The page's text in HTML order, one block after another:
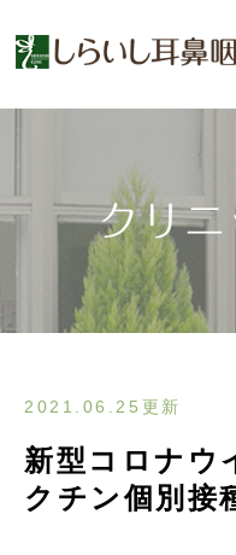
クリ
2021.06.25更新
新型コロナウ
クチン個別接